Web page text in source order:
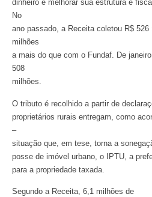
dinheiro e melhorar sua estrutura e
No
ano passado, a Receita coletou R$
milhões
a mais do que com o Fundaf. De
508
milhões.
O tributo é recolhido a partir de
proprietários rurais entregam, como
–
situação que, em tese, torna a
posse de imóvel urbano, o IPTU, a
para a propriedade taxada.
Segundo a Receita, 6,1 milhões de